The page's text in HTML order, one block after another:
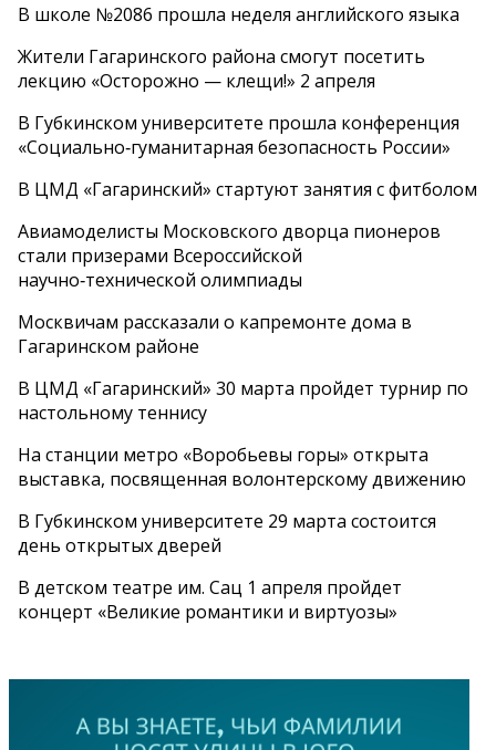
В школе №2086 прошла неделя английского языка
Жители Гагаринского района смогут посетить
лекцию «Осторожно — клещи!» 2 апреля
В Губкинском университете прошла конференция
«Социально‑гуманитарная безопасность России»
В ЦМД «Гагаринский» стартуют занятия с фитболом
Авиамоделисты Московского дворца пионеров
стали призерами Всероссийской
научно‑технической олимпиады
Москвичам рассказали о капремонте дома в
Гагаринском районе
В ЦМД «Гагаринский» 30 марта пройдет турнир по
настольному теннису
На станции метро «Воробьевы горы» открыта
выставка, посвященная волонтерскому движению
В Губкинском университете 29 марта состоится
день открытых дверей
В детском театре им. Сац 1 апреля пройдет
концерт «Великие романтики и виртуозы»